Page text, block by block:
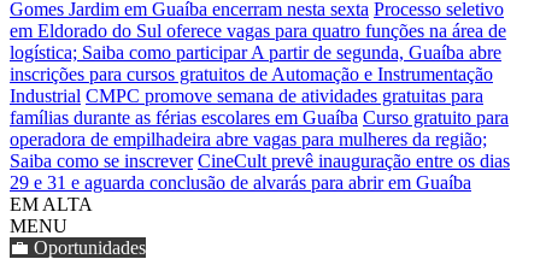
Gomes Jardim em Guaíba encerram nesta sexta Processo seletivo
em Eldorado do Sul oferece vagas para quatro funções na área de
logística; Saiba como participarA partir de segunda, Guaíba abre
inscrições para cursos gratuitos de Automação e Instrumentação
Industrial CMPC promove semana de atividades gratuitas para
famílias durante as férias escolares em Guaíba Curso gratuito para
operadora de empilhadeira abre vagas para mulheres da região;
Saiba como se inscrever CineCult prevê inauguração entre os dias
29 e 31 e aguarda conclusão de alvarás para abrir em Guaíba
EM ALTA
MENU
💼 Oportunidades